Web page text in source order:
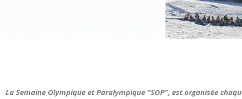
La Semaine Olympique et Paralympique “SOP”, est organisée